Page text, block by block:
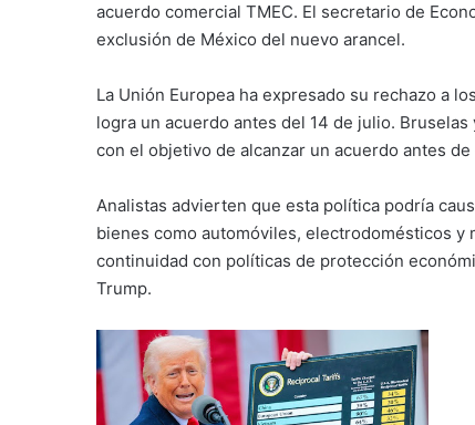
acuerdo comercial TMEC. El secretario de
exclusión de México del nuevo arancel.
La Unión Europea ha expresado su rechazo a
logra un acuerdo antes del 14 de julio. Bruselas
con el objetivo de alcanzar un acuerdo antes de
Analistas advierten que esta política podría
bienes como automóviles, electrodomésticos y
continuidad con políticas de protección
Trump.